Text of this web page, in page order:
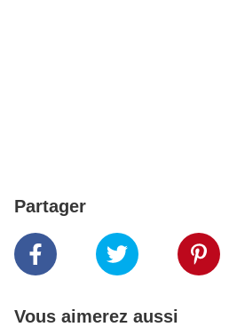
Partager
Vous aimerez aussi